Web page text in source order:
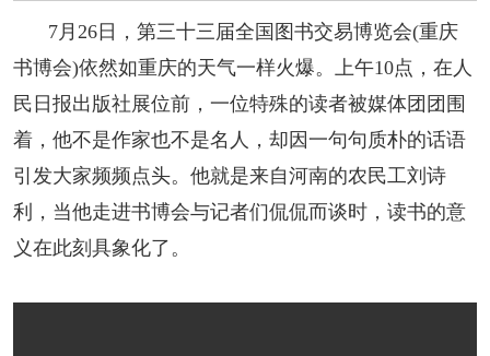
阅读
小说 散文 诗歌 文学评论
校园文学 其他阅读 文学访谈 作家新作
新书快讯
7月26日，第三十三届全国图书交易博览会(重庆
书博会)依然如重庆的天气一样火爆。上午10点，在人
民日报出版社展位前，一位特殊的读者被媒体团团围
着，他不是作家也不是名人，却因一句句质朴的话语
引发大家频频点头。他就是来自河南的农民工刘诗
利，当他走进书博会与记者们侃侃而谈时，读书的意
义在此刻具象化了。